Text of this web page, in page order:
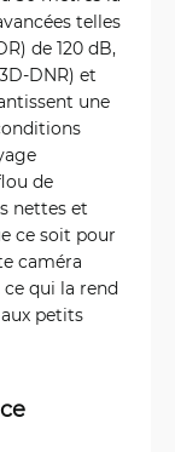
telles
de 120 dB,
DNR) et
une
de
nettes et
ce soit pour
caméra
qui la rend
petits